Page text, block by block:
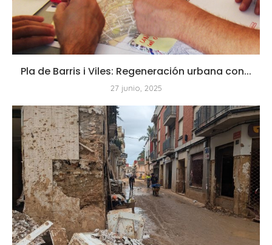
Pla de Barris i Viles: Regeneración urbana con...
27 junio, 2025